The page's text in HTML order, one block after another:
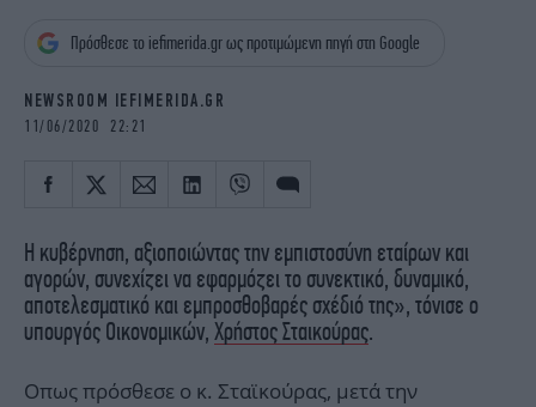
OSCARS
THE OCEAN
Πρόσθεσε το iefimerida.gr ως προτιμώμενη πηγή στη Google
NEWSROOM IEFIMERIDA.GR
11/06/2020 22:21
Η κυβέρνηση, αξιοποιώντας την εμπιστοσύνη εταίρων και
αγορών, συνεχίζει να εφαρμόζει το συνεκτικό, δυναμικό,
αποτελεσματικό και εμπροσθοβαρές σχέδιό της», τόνισε ο
υπουργός Οικονομικών, Χρήστος Σταικούρας.
Οπως πρόσθεσε ο κ. Σταϊκούρας, μετά την